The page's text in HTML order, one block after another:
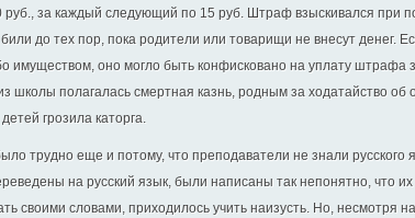
руб., за каждый следующий по 15 руб. Штраф взыскивался при
до тех пор, пока родители или товарищи не внесут денег.
имуществом, оно могло быть конфисковано на уплату штрафа
школы полагалась смертная казнь, родным за ходатайство об
грозила каторга.
трудно еще и потому, что преподаватели не знали русского
на русский язык, были написаны так непонятно, что
своими словами, приходилось учить наизусть. Но, несмотря